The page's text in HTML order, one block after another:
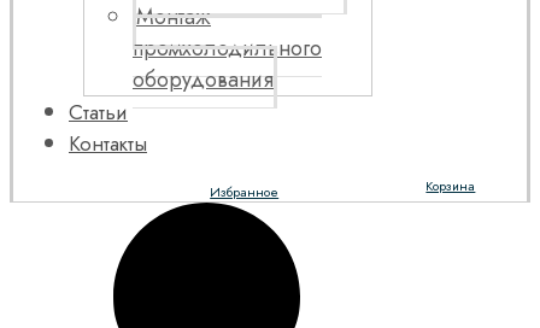
Монтаж
промхолодильного
оборудования
Статьи
Контакты
Корзина
Избранное